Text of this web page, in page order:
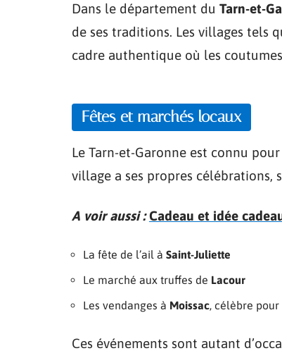
Dans le département du Tarn-et-
de ses traditions. Les villages tels
cadre authentique où les
Fêtes et marchés locaux
Le Tarn-et-Garonne est connu
village a ses propres célébrations,
A voir aussi : Cadeau et idée
La fête de l’ail à Saint-Juliette
Le marché aux truffes de Lacour
Les vendanges à Moissac, célèbre pour
Ces événements sont autant